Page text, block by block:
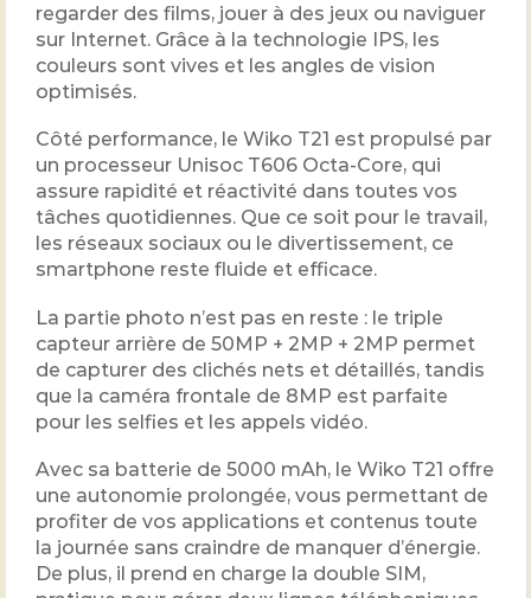
regarder des films, jouer à des jeux ou naviguer
sur Internet. Grâce à la technologie IPS, les
couleurs sont vives et les angles de vision
optimisés.
Côté performance, le Wiko T21 est propulsé par
un processeur Unisoc T606 Octa-Core, qui
assure rapidité et réactivité dans toutes vos
tâches quotidiennes. Que ce soit pour le travail,
les réseaux sociaux ou le divertissement, ce
smartphone reste fluide et efficace.
La partie photo n’est pas en reste : le triple
capteur arrière de 50MP + 2MP + 2MP permet
de capturer des clichés nets et détaillés, tandis
que la caméra frontale de 8MP est parfaite
pour les selfies et les appels vidéo.
Avec sa batterie de 5000 mAh, le Wiko T21 offre
une autonomie prolongée, vous permettant de
profiter de vos applications et contenus toute
la journée sans craindre de manquer d’énergie.
De plus, il prend en charge la double SIM,